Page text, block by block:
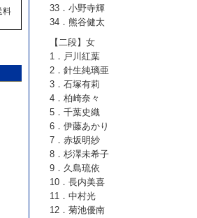
33．小野寺輝
34．熊谷健太
【二段】女
1．戸川紅葉
2．針生純璃亜
3．石塚有莉
4．柏崎奈々
5．千葉史織
6．伊藤あかり
7．赤坂明紗
8．杉澤未希子
9．久島琉依
10．長内美喜
11．中村光
12．菊池優南
料